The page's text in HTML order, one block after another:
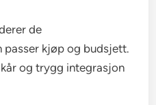
de
passer kjøp og budsjett.
og trygg integrasjon